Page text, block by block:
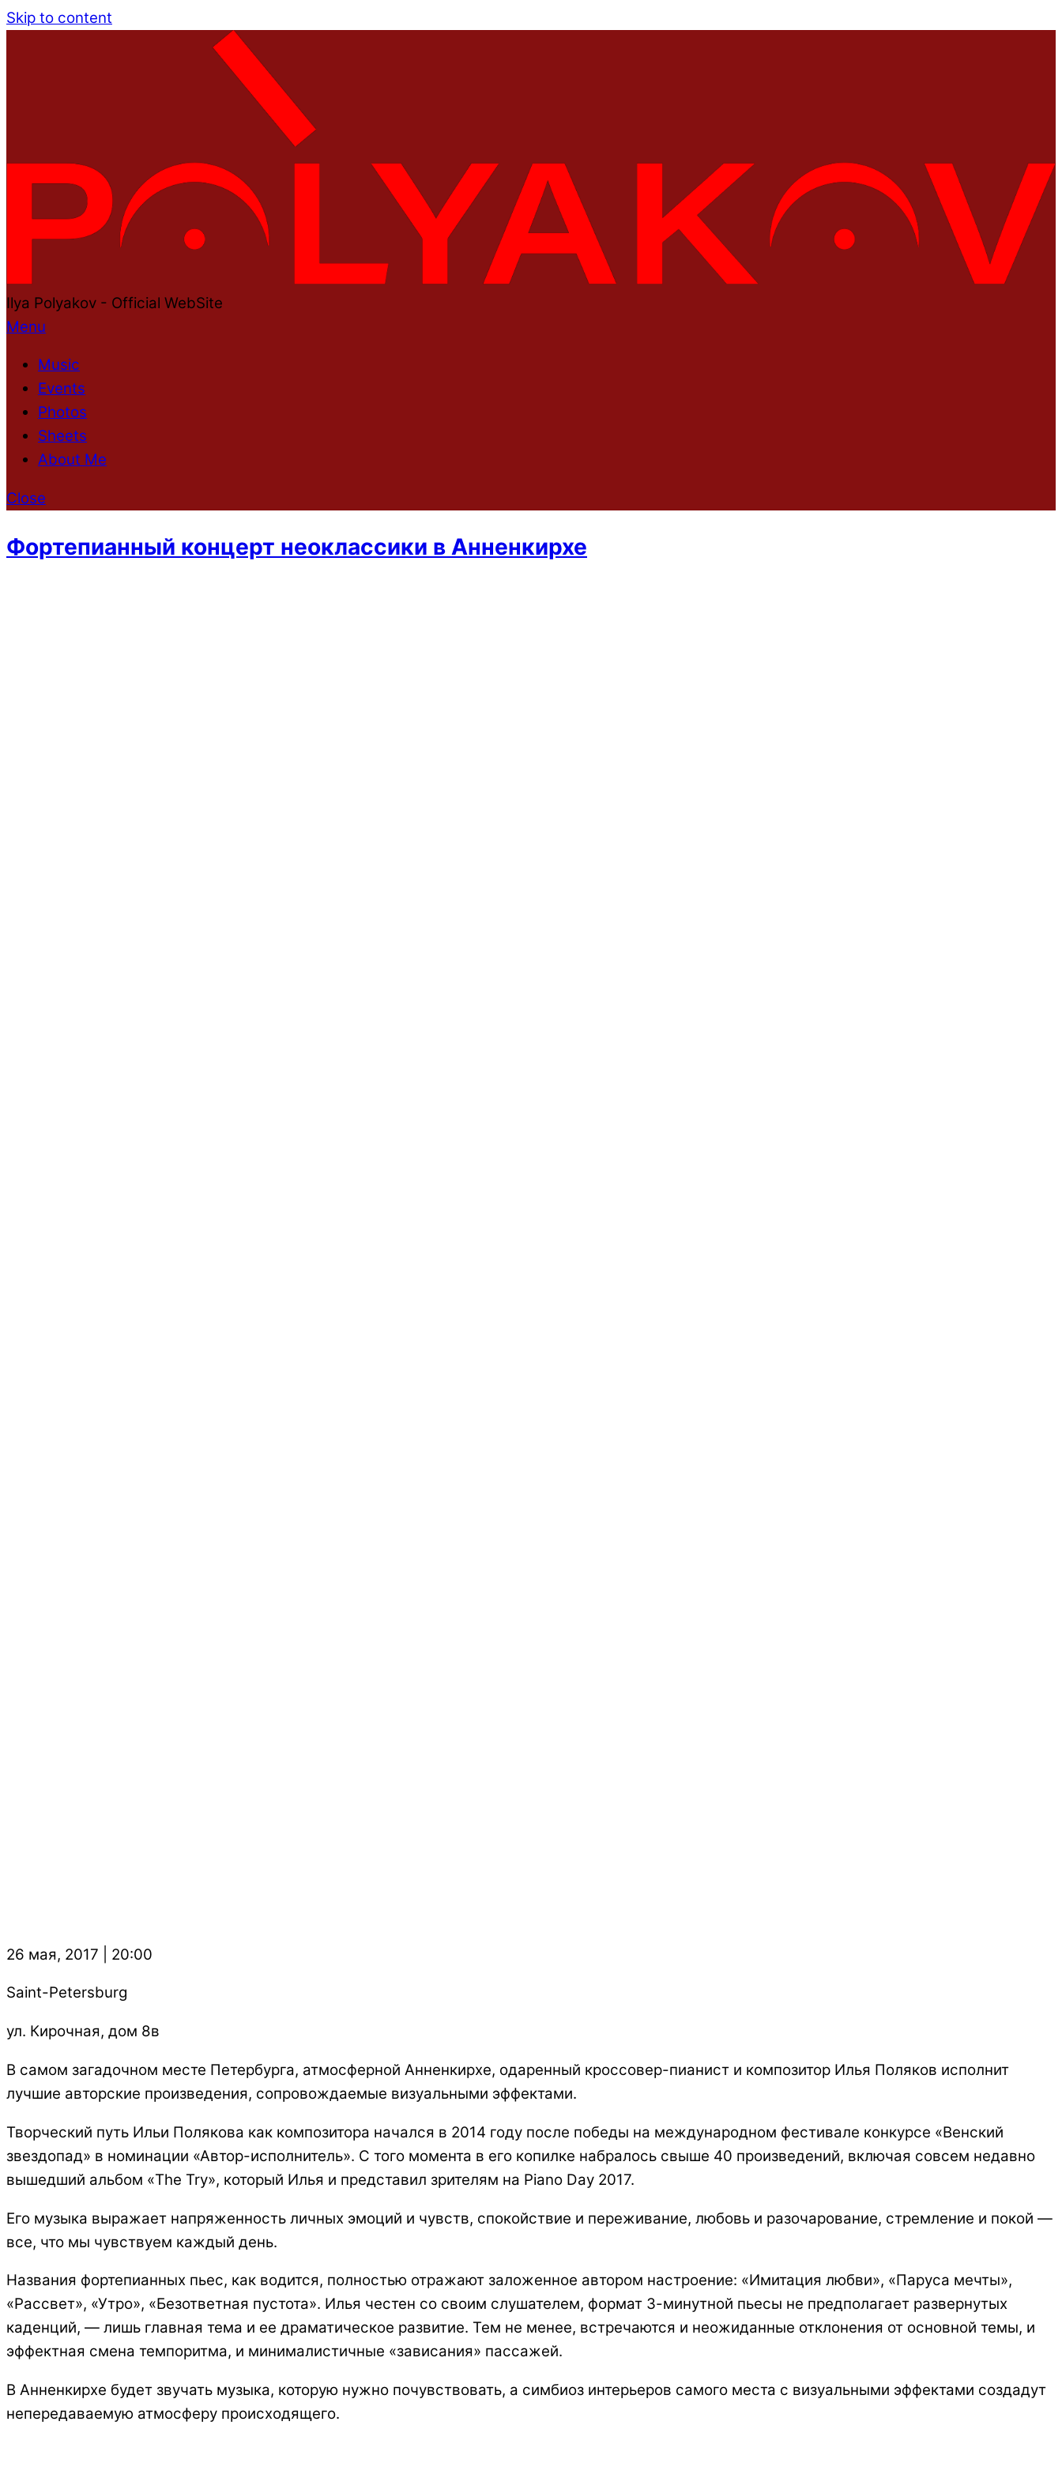
Skip to content
Ilya Polyakov - Official WebSite
Menu
Music
Events
Photos
Sheets
About Me
Close
Фортепианный концерт неоклассики в Анненкирхе
26 мая, 2017 | 20:00
Saint-Petersburg
ул. Кирочная, дом 8в
В самом загадочном месте Петербурга, атмосферной Анненкирхе, одаренный кроссовер-пианист и композитор Илья Поляков исполнит
лучшие авторские произведения, сопровождаемые визуальными эффектами.
Творческий путь Ильи Полякова как композитора начался в 2014 году после победы на международном фестивале конкурсе «Венский
звездопад» в номинации «Автор-исполнитель». С того момента в его копилке набралось свыше 40 произведений, включая совсем недавно
вышедший альбом «The Try», который Илья и представил зрителям на Piano Day 2017.
Его музыка выражает напряженность личных эмоций и чувств, спокойствие и переживание, любовь и разочарование, стремление и покой —
все, что мы чувствуем каждый день.
Названия фортепианных пьес, как водится, полностью отражают заложенное автором настроение: «Имитация любви», «Паруса мечты»,
«Рассвет», «Утро», «Безответная пустота». Илья честен со своим слушателем, формат 3-минутной пьесы не предполагает развернутых
каденций, — лишь главная тема и ее драматическое развитие. Тем не менее, встречаются и неожиданные отклонения от основной темы, и
эффектная смена темпоритма, и минималистичные «зависания» пассажей.
В Анненкирхе будет звучать музыка, которую нужно почувствовать, а симбиоз интерьеров самого места с визуальными эффектами создадут
непередаваемую атмосферу происходящего.